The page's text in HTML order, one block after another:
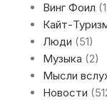
Винг Фоил
Кайт-
Люди (51)
Музыка (2)
Мысли
Новости